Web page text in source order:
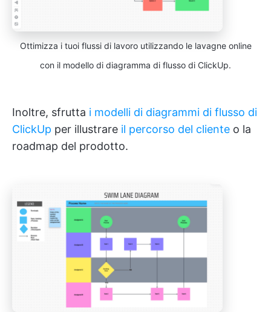
Ottimizza i tuoi flussi di lavoro utilizzando le lavagne online
con il modello di diagramma di flusso di ClickUp.
Inoltre, sfrutta i modelli di diagrammi di flusso di
ClickUp per illustrare il percorso del cliente o la
roadmap del prodotto.